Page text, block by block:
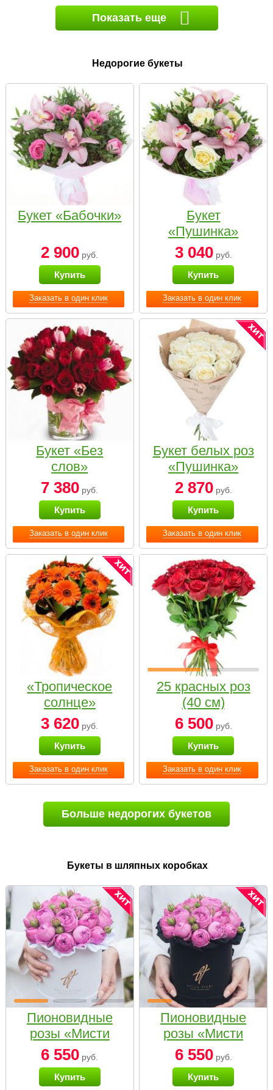
Показать еще
Недорогие букеты
Заказать в один клик
Букет «Бабочки»
2 900 руб.
Купить
Заказать в один клик
Букет
«Пушинка»
3 040руб.
Купить
Заказать в один клик
Букет «Без
слов»
7 380 руб.
Купить
Заказать в один клик
Букет белых роз
«Пушинка»
2 870руб.
Купить
Заказать в один клик
«Тропическое
солнце»
3 620 руб.
Купить
Заказать в один клик
25 красных роз
(40 см)
6 500руб.
Купить
Больше недорогих букетов
Букеты в шляпных коробках
Пионовидные
розы «Мисти
бабблс» в белой
коробке Small
6 550 руб.
Купить
Пионовидные
розы «Мисти
бабблс» в
черной коробке
Small
6 550руб.
Купить